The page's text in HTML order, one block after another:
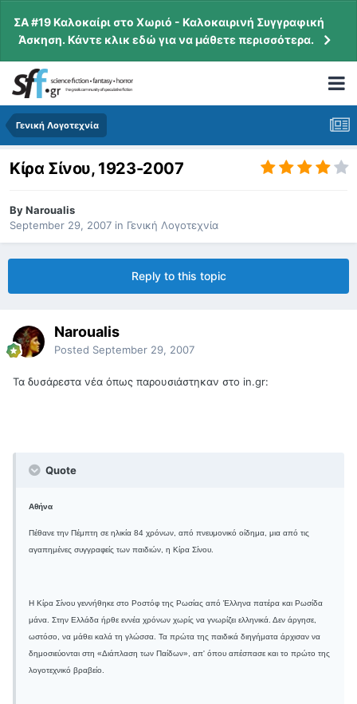
ΣΑ #19 Καλοκαίρι στο Χωριό - Καλοκαιρινή Συγγραφική
Άσκηση. Κάντε κλικ εδώ για να μάθετε περισσότερα.
Γενική Λογοτεχνία
Κίρα Σίνου, 1923-2007
ByNaroualis
September 29, 2007 in Γενική Λογοτεχνία
Reply to this topic
Naroualis
Posted September 29, 2007
Τα δυσάρεστα νέα όπως παρουσιάστηκαν στο in.gr:
Quote
Αθήνα
Πέθανε την Πέμπτη σε ηλικία 84 χρόνων, από πνευμονικό οίδημα, μια από τις
αγαπημένες συγγραφείς των παιδιών, η Κίρα Σίνου.
Η Κίρα Σίνου γεννήθηκε στο Ροστόφ της Ρωσίας από Έλληνα πατέρα και Ρωσίδα
μάνα. Στην Ελλάδα ήρθε εννέα χρόνων χωρίς να γνωρίζει ελληνικά. Δεν άργησε,
ωστόσο, να μάθει καλά τη γλώσσα. Τα πρώτα της παιδικά διηγήματα άρχισαν να
δημοσιεύονται στη «Διάπλαση των Παίδων», απ' όπου απέσπασε και το πρώτο της
λογοτεχνικό βραβείο.